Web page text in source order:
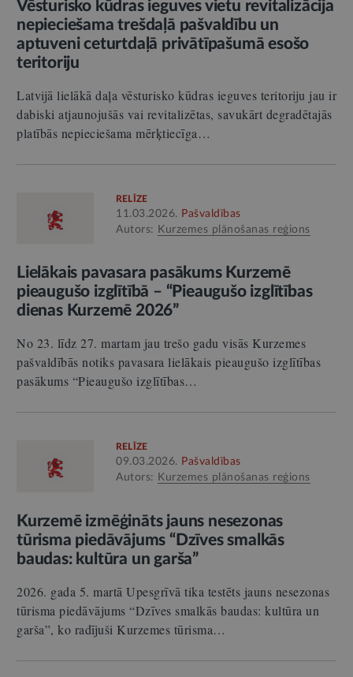
Vēsturisko kūdras ieguves vietu revitalizācija
nepieciešama trešdaļā pašvaldību un
aptuveni ceturtdaļā privātīpašumā esošo
teritoriju
Latvijā lielākā daļa vēsturisko kūdras ieguves teritoriju jau ir
dabiski atjaunojušās vai revitalizētas, savukārt degradētajās
platībās nepieciešama mērķtiecīga…
RELĪZE
11.03.2026. Pašvaldības
Autors:
Kurzemes plānošanas reģions
Lielākais pavasara pasākums Kurzemē
pieaugušo izglītībā – “Pieaugušo izglītības
dienas Kurzemē 2026”
No 23. līdz 27. martam jau trešo gadu visās Kurzemes
pašvaldībās notiks pavasara lielākais pieaugušo izglītības
pasākums “Pieaugušo izglītības…
RELĪZE
09.03.2026. Pašvaldības
Autors:
Kurzemes plānošanas reģions
Kurzemē izmēģināts jauns nesezonas
tūrisma piedāvājums “Dzīves smalkās
baudas: kultūra un garša”
2026. gada 5. martā Upesgrīvā tika testēts jauns nesezonas
tūrisma piedāvājums “Dzīves smalkās baudas: kultūra un
garša”, ko radījuši Kurzemes tūrisma…